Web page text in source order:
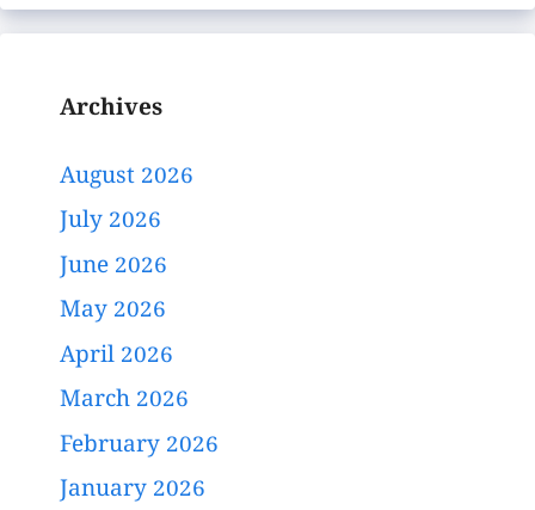
Archives
August 2026
July 2026
June 2026
May 2026
April 2026
March 2026
February 2026
January 2026